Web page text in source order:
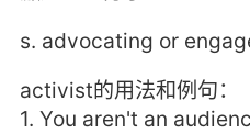
s. advocating or
activist的用法和例句：
1. You aren't an